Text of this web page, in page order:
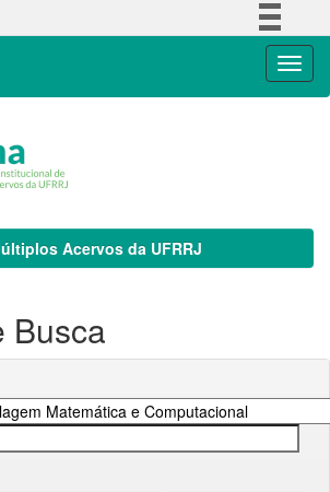
Acervos da UFRRJ
Busca